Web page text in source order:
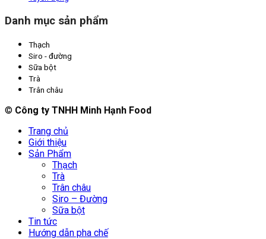
Danh mục sản phẩm
Thạch
Siro - đường
Sữa bột
Trà
Trân châu
© Công ty TNHH Minh Hạnh Food
Trang chủ
Giới thiệu
Sản Phẩm
Thạch
Trà
Trân châu
Siro – Đường
Sữa bột
Tin tức
Hướng dẫn pha chế